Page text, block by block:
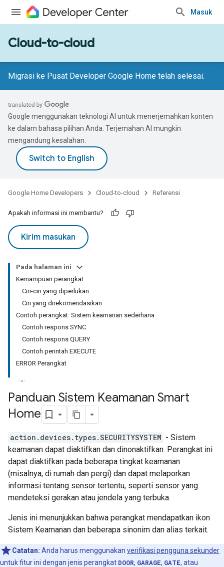
Masuk
Cloud-to-cloud
Migrasi ke Pusat Developer Google Home telah selesai.
Google menggunakan teknologi AI untuk menerjemahkan konten
ke dalam bahasa pilihan Anda. Terjemahan AI mungkin
mengandung kesalahan.
Google Home Developers Cloud-to-cloud Referensi
Apakah informasi ini membantu?
Kirim masukan
Pada halaman ini
Kemampuan perangkat
Ciri-ciri yang diperlukan
Ciri yang direkomendasikan
Contoh perangkat: Sistem keamanan sederhana
Contoh respons SYNC
Contoh respons QUERY
Contoh perintah EXECUTE
ERROR Perangkat
Panduan Sistem Keamanan Smart
Home
action.devices.types.SECURITYSYSTEM - Sistem
keamanan dapat diaktifkan dan dinonaktifkan. Perangkat ini
dapat diaktifkan pada beberapa tingkat keamanan
(misalnya, di rumah dan pergi) dan dapat melaporkan
informasi tentang sensor tertentu, seperti sensor yang
mendeteksi gerakan atau jendela yang terbuka.
Jenis ini menunjukkan bahwa perangkat mendapatkan ikon
Sistem Keamanan dan beberapa sinonim dan alias terkait.
Catatan: Anda harus menggunakan verifikasi pengguna sekunder
untuk fitur ini dengan jenis perangkat DOOR, GARAGE, GATE, atau